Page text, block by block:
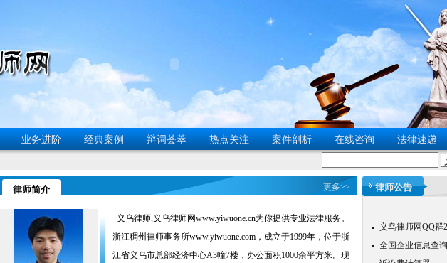
业务进阶 经典案例 辩词荟萃 热点关注 案件剖析 在线咨询 法律速递
律师简介 更多>>
义乌律师,义乌律师网www.yiwuone.cn为你提供专业法律服务。
浙江稠州律师事务所www.yiwuone.com，成立于1999年，位于浙
江省义乌市总部经济中心A3幢7楼，办公面积1000余平方米。现
律师公告